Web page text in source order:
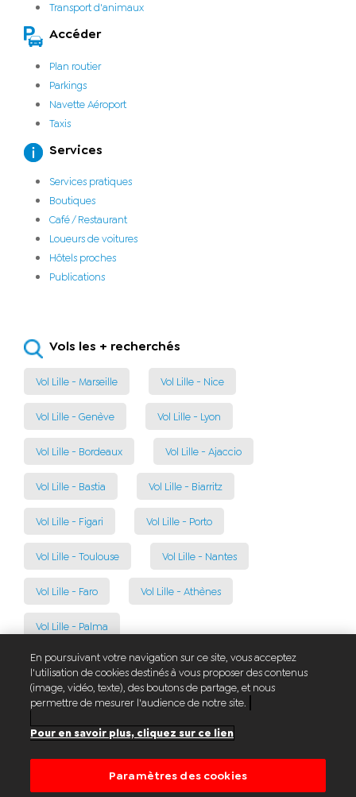
Transport d'animaux
Accéder
Plan routier
Parkings
Navette Aéroport
Taxis
Services
Services pratiques
Boutiques
Café / Restaurant
Loueurs de voitures
Hôtels proches
Publications
Vols les + recherchés
Vol Lille - Marseille Vol Lille - Nice
Vol Lille - Genève Vol Lille - Lyon
Vol Lille - Bordeaux Vol Lille - Ajaccio
Vol Lille - Bastia Vol Lille - Biarritz
Vol Lille - Figari Vol Lille - Porto
Vol Lille - Toulouse Vol Lille - Nantes
Vol Lille - Faro Vol Lille - Athènes
Vol Lille - Palma
© Aéroport de Lille
En poursuivant votre navigation sur ce site, vous acceptez
l'utilisation de cookies destinés à vous proposer des contenus
(image, vidéo, texte), des boutons de partage, et nous
permettre de mesurer l'audience de notre site.
Pour en savoir plus, cliquez sur ce lien
Paramètres des cookies